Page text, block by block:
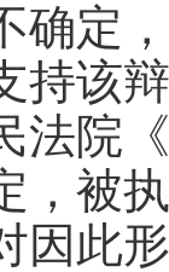
确定
持该
院《
，被
因此